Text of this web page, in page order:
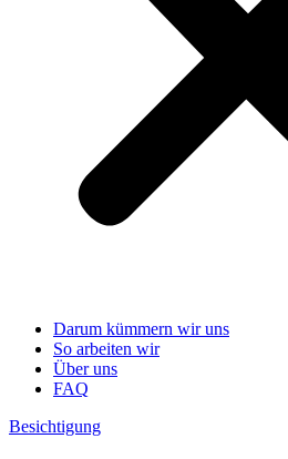
Darum kümmern wir uns
So arbeiten wir
Über uns
FAQ
Besichtigung